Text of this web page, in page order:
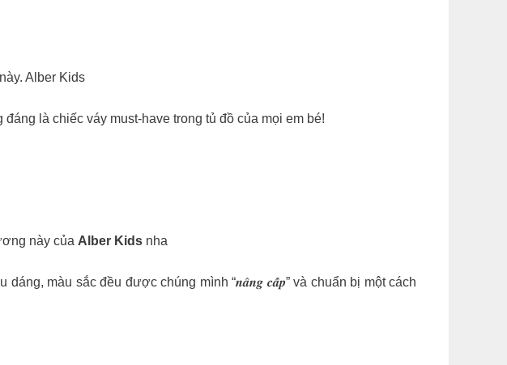
Alber Kids
là chiếc váy must-have trong tủ đồ của mọi em bé!
này của Alber Kids nha
màu sắc đều được chúng mình “𝒏𝒂̂𝒏𝒈 𝒄𝒂̂́𝒑” và chuẩn bị một cách